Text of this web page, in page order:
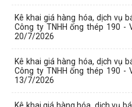
Kê khai giá hàng hóa, dịch vụ
Công ty TNHH ống thép 190 -
20/7/2026
Kê khai giá hàng hóa, dịch vụ
Công ty TNHH ống thép 190 -
13/7/2026